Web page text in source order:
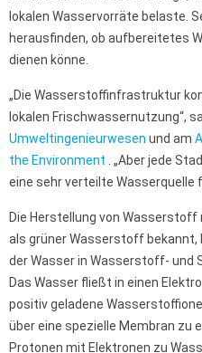
lokalen Wasservorräte belaste.
herausfinden, ob aufbereitetes
dienen könne.
„Die Wasserstoffinfrastruktur
lokalen Frischwassernutzung“,
Umweltingenieurwesen und am
the Environment . „Aber jede
eine sehr verteilte
Die Herstellung von Wasserstoff
als grüner Wasserstoff bekannt,
der Wasser in Wasserstoff- und
Das Wasser fließt in einen
positiv geladene
über eine spezielle Membran zu
Protonen mit Elektronen zu